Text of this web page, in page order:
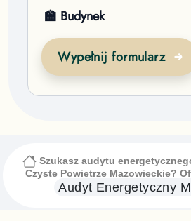
🏫 Budynek
Wypełnij formularz
Szukasz audytu
Czyste Powietrze Mazowieckie?
Audyt Energetyczny